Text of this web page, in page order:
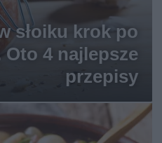
słoiku krok po
Oto 4 najlepsze
przepisy